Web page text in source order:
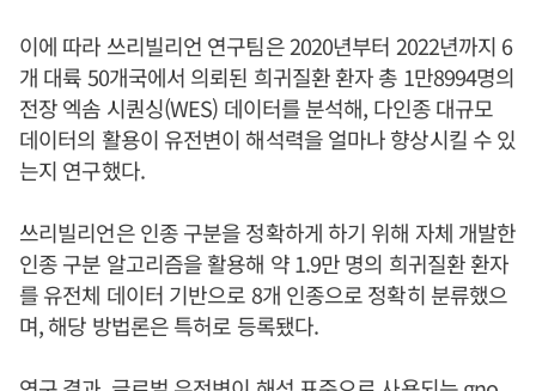
이에 따라 쓰리빌리언 연구팀은 2020년부터 2022년까지 6
개 대륙 50개국에서 의뢰된 희귀질환 환자 총 1만8994명의
전장 엑솜 시퀀싱(WES) 데이터를 분석해, 다인종 대규모
데이터의 활용이 유전변이 해석력을 얼마나 향상시킬 수 있
는지 연구했다.
쓰리빌리언은 인종 구분을 정확하게 하기 위해 자체 개발한
인종 구분 알고리즘을 활용해 약 1.9만 명의 희귀질환 환자
를 유전체 데이터 기반으로 8개 인종으로 정확히 분류했으
며, 해당 방법론은 특허로 등록됐다.